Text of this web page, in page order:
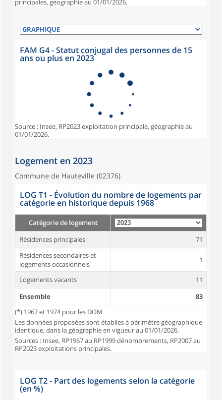
principales, géographie au 01/01/2026.
FAM G4 - Statut conjugal des personnes de 15
ans ou plus en 2023
Source : Insee, RP2023 exploitation principale, géographie au
01/01/2026.
Logement en 2023
Commune de Hauteville (02376)
LOG T1 - Évolution du nombre de logements par
catégorie en historique depuis 1968
Catégorie de logement
Résidences principales
71
Résidences secondaires et
logements occasionnels
1
Logements vacants
11
Ensemble
83
(*) 1967 et 1974 pour les DOM
Les données proposées sont établies à périmètre géographique
identique, dans la géographie en vigueur au 01/01/2026.
Sources : Insee, RP1967 au RP1999 dénombrements, RP2007 au
RP2023 exploitations principales.
LOG T2 - Part des logements selon la catégorie
(en %)